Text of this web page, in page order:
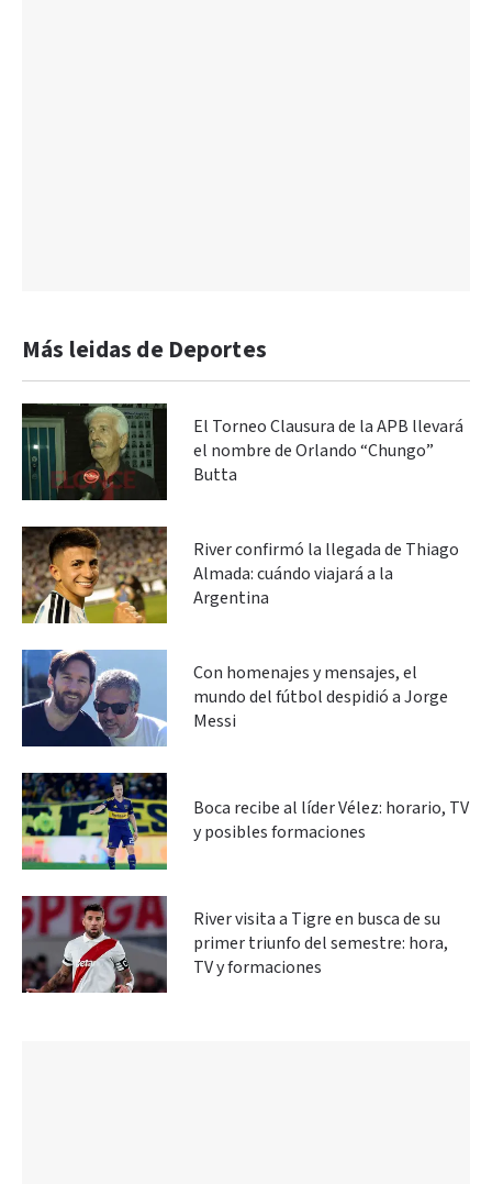
Más leidas de Deportes
El Torneo Clausura de la APB llevará
el nombre de Orlando “Chungo”
Butta
River confirmó la llegada de Thiago
Almada: cuándo viajará a la
Argentina
Con homenajes y mensajes, el
mundo del fútbol despidió a Jorge
Messi
Boca recibe al líder Vélez: horario, TV
y posibles formaciones
River visita a Tigre en busca de su
primer triunfo del semestre: hora,
TV y formaciones